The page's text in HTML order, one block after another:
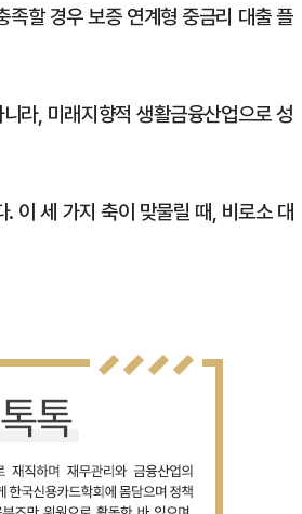
할 경우 보증 연계형 중금리 대출 플
라, 미래지향적 생활금융산업으로 성
이 세 가지 축이 맞물릴 때, 비로소 대